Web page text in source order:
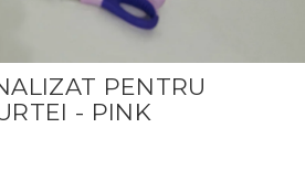
PENTRU
- PINK